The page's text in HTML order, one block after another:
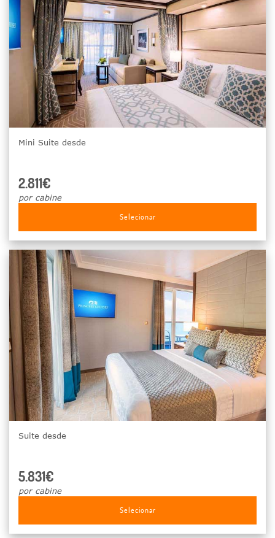
Mini Suite desde
2.811€
por cabine
Selecionar
Suite desde
5.831€
por cabine
Selecionar